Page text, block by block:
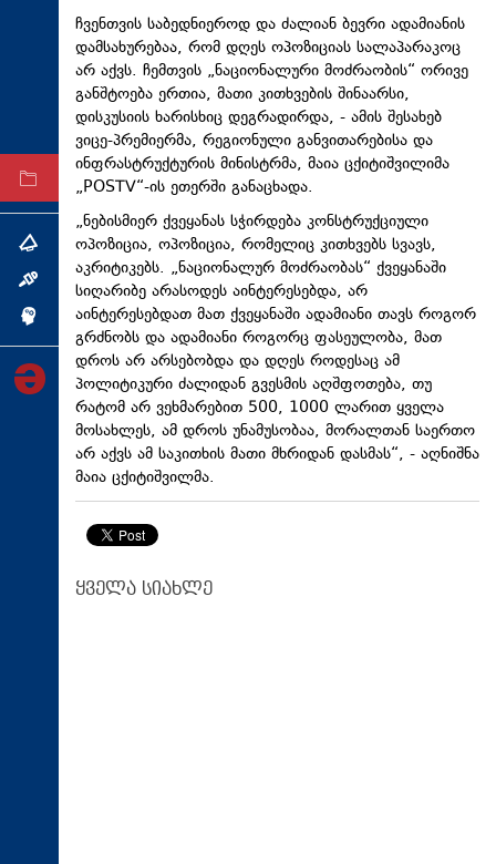
კულტურა
სპორტი
ტექნოლოგიები
ტაბლოიდი
არქივი
თემა
ინტერვიუ
ინქვიზიცია
ჩვენთვის საბედნიეროდ და ძალიან ბევრი ადამიანის
დამსახურებაა, რომ დღეს ოპოზიციას სალაპარაკოც
არ აქვს. ჩემთვის „ნაციონალური მოძრაობის“ ორივე
განშტოება ერთია, მათი კითხვების შინაარსი,
დისკუსიის ხარისხიც დეგრადირდა, - ამის შესახებ
ვიცე-პრემიერმა, რეგიონული განვითარებისა და
ინფრასტრუქტურის მინისტრმა, მაია ცქიტიშვილიმა
„POSTV“-ის ეთერში განაცხადა.
„ნებისმიერ ქვეყანას სჭირდება კონსტრუქციული
ოპოზიცია, ოპოზიცია, რომელიც კითხვებს სვავს,
აკრიტიკებს. „ნაციონალურ მოძრაობას“ ქვეყანაში
სიღარიბე არასოდეს აინტერესებდა, არ
აინტერესებდათ მათ ქვეყანაში ადამიანი თავს როგორ
გრძნობს და ადამიანი როგორც ფასეულობა, მათ
დროს არ არსებობდა და დღეს როდესაც ამ
პოლიტიკური ძალიდან გვესმის აღშფოთება, თუ
რატომ არ ვეხმარებით 500, 1000 ლარით ყველა
მოსახლეს, ამ დროს უნამუსობაა, მორალთან საერთო
არ აქვს ამ საკითხის მათი მხრიდან დასმას“, - აღნიშნა
მაია ცქიტიშვილმა.
ყველა სიახლე